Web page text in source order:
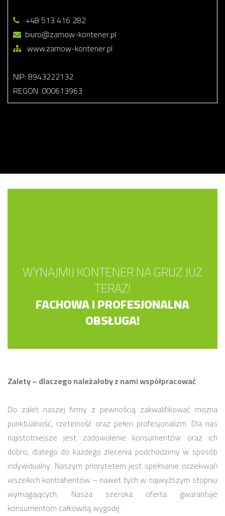
+48 513 416 282
biuro@zamow-kontener.pl
www.zamow-kontener.pl
NIP: 8943222132
REGON: 000613963
WYNAJMIJ KONTENER NA GRUZ JUŻ
TERAZ!
FACHOWA I PROFESJONALNA
OBSŁUGA!
Zalety – dlaczego należałoby z nami współpracować
Do zalet naszej firmy z pewnością zakwalifikować można
punktualność, rzetelność oraz pełen profesjonalizm. Dla nas
najistotniejsze jest zadowolenie konsumentów oraz ich
dobro, dlatego do każdego zlecenia podchodzimy w sposób
indywidualny. Naszym priorytetem jest spełnianie oczekiwań
wszelkich kontrahentów – nawet tych w najwyższym stopniu
wymagających. Nasza szeroka oferta gwarantuje
konsumentom całkowitą wygodę.